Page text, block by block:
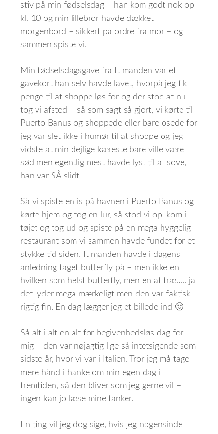
stiv på min fødselsdag – han kom godt nok op
kl. 10 og min lillebror havde dækket
morgenbord – sikkert på ordre fra mor – og
sammen spiste vi.
Min fødselsdagsgave fra It manden var et
gavekort han selv havde lavet, hvorpå jeg fik
penge til at shoppe løs for og der stod at nu
tog vi afsted – så som sagt så gjort, vi kørte til
Puerto Banus og shoppede eller bare osede for
jeg var slet ikke i humør til at shoppe og jeg
vidste at min dejlige kæreste bare ville være
sød men egentlig mest havde lyst til at sove,
han var SÅ slidt.
Så vi spiste en is på havnen i Puerto Banus og
kørte hjem og tog en lur, så stod vi op, kom i
tøjet og tog ud og spiste på en mega hyggelig
restaurant som vi sammen havde fundet for et
stykke tid siden. It manden havde i dagens
anledning taget butterfly på – men ikke en
hvilken som helst butterfly, men en af træ….. ja
det lyder mega mærkeligt men den var faktisk
rigtig fin. En dag lægger jeg et billede ind 🙂
Så alt i alt en alt for begivenhedsløs dag for
mig – den var nøjagtig lige så intetsigende som
sidste år, hvor vi var i Italien. Tror jeg må tage
mere hånd i hanke om min egen dag i
fremtiden, så den bliver som jeg gerne vil –
ingen kan jo læse mine tanker.
En ting vil jeg dog sige, hvis jeg nogensinde